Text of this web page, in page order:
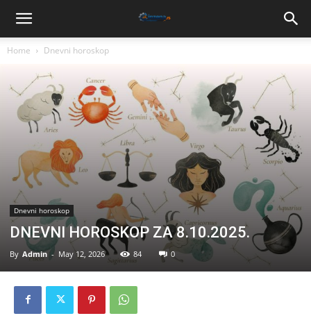
Home Dnevni horoskop
Dnevni horoskop
DNEVNI HOROSKOP ZA 8.10.2025.
By Admin - May 12, 2026 84 0